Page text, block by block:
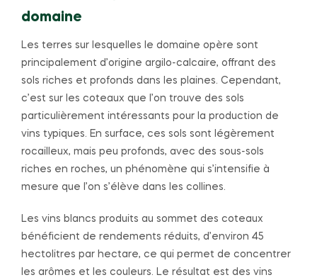
domaine
Les terres sur lesquelles le domaine opère sont
principalement d’origine argilo-calcaire, offrant des
sols riches et profonds dans les plaines. Cependant,
c’est sur les coteaux que l’on trouve des sols
particulièrement intéressants pour la production de
vins typiques. En surface, ces sols sont légèrement
rocailleux, mais peu profonds, avec des sous-sols
riches en roches, un phénomène qui s’intensifie à
mesure que l’on s’élève dans les collines.
Les vins blancs produits au sommet des coteaux
bénéficient de rendements réduits, d’environ 45
hectolitres par hectare, ce qui permet de concentrer
les arômes et les couleurs. Le résultat est des vins